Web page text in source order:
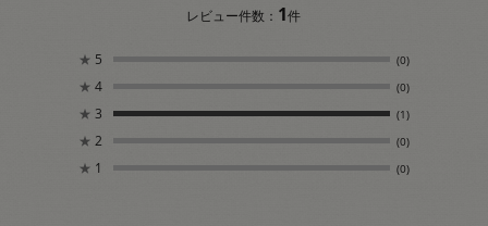
レビュー件数： 1件
★ 5 (0)
★ 4 (0)
★ 3 (1)
★ 2 (0)
★ 1 (0)